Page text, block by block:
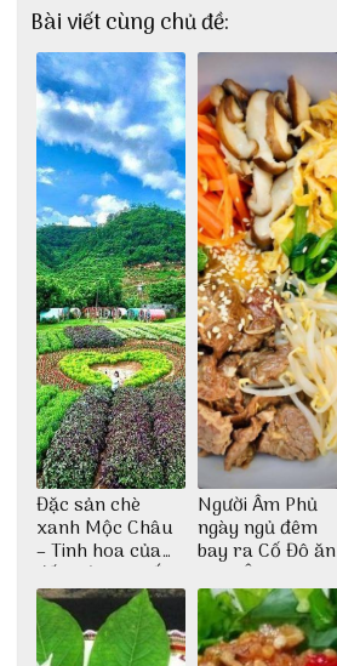
Bài viết cùng chủ đề:
Đặc sản chè
xanh Mộc Châu
– Tinh hoa của
đất trời Tây Bắc
Người Âm Phủ
ngày ngủ đêm
bay ra Cố Đô ăn
Cơm Âm Phủ
Huế